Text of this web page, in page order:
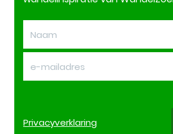
Privacyverklaring